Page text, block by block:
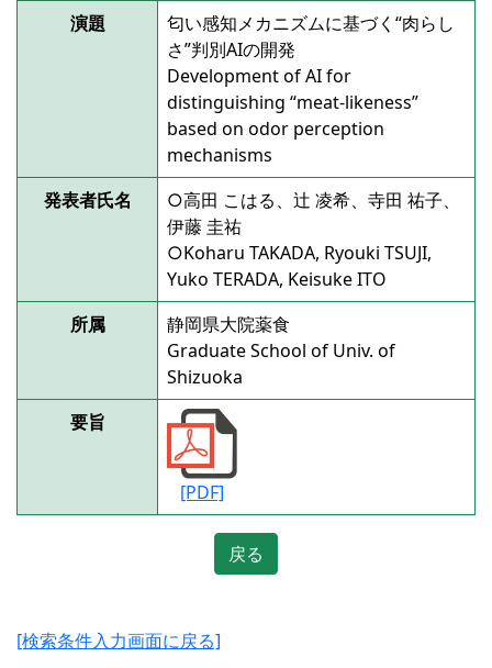
演題
匂い感知メカニズムに基づく“肉らし
さ”判別AIの開発
Development of AI for
distinguishing “meat-likeness”
based on odor perception
mechanisms
発表者氏名
○高田 こはる、辻 凌希、寺田 祐子、
伊藤 圭祐
○Koharu TAKADA, Ryouki TSUJI,
Yuko TERADA, Keisuke ITO
所属
静岡県大院薬食
Graduate School of Univ. of
Shizuoka
要旨
[PDF]
戻る
[検索条件入力画面に戻る]